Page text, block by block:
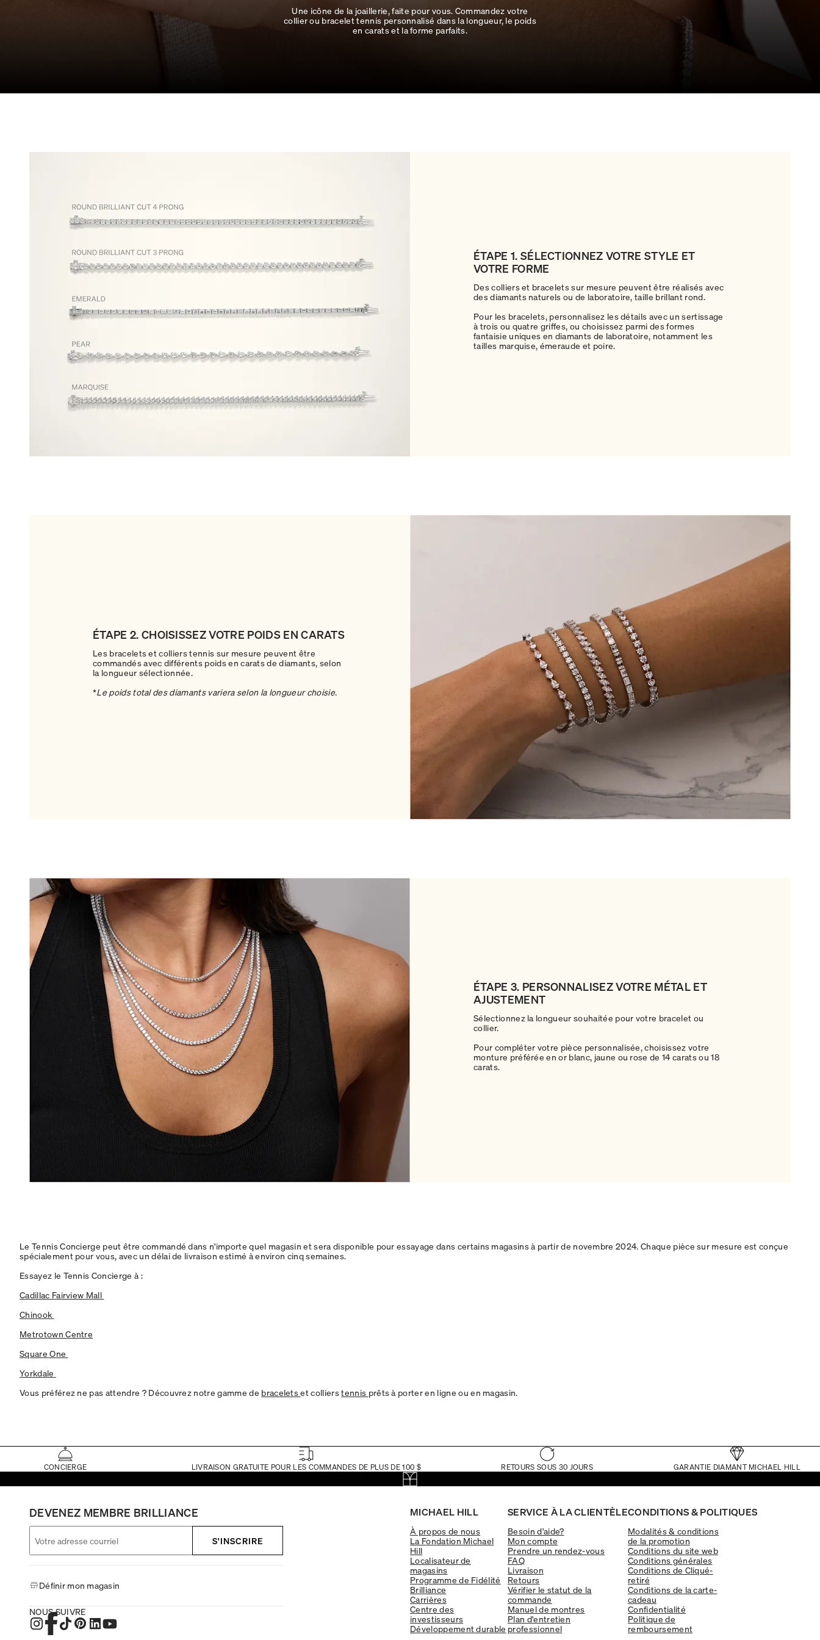
Une icône de la joaillerie, faite pour vous. Commandez votre
collier ou bracelet tennis personnalisé dans la longueur, le poids
en carats et la forme parfaits.
ÉTAPE 1. SÉLECTIONNEZ VOTRE STYLE ET
VOTRE FORME
Des colliers et bracelets sur mesure peuvent être réalisés avec
des diamants naturels ou de laboratoire, taille brillant rond.
Pour les bracelets, personnalisez les détails avec un sertissage
à trois ou quatre griffes, ou choisissez parmi des formes
fantaisie uniques en diamants de laboratoire, notamment les
tailles marquise, émeraude et poire.
ÉTAPE 2. CHOISISSEZ VOTRE POIDS EN CARATS
Les bracelets et colliers tennis sur mesure peuvent être
commandés avec différents poids en carats de diamants, selon
la longueur sélectionnée.
*Le poids total des diamants variera selon la longueur choisie.
ÉTAPE 3. PERSONNALISEZ VOTRE MÉTAL ET
AJUSTEMENT
Sélectionnez la longueur souhaitée pour votre bracelet ou
collier.
Pour compléter votre pièce personnalisée, choisissez votre
monture préférée en or blanc, jaune ou rose de 14 carats ou 18
carats.
Le Tennis Concierge peut être commandé dans n'importe quel magasin et sera disponible pour essayage dans certains magasins à partir de novembre 2024. Chaque pièce sur mesure est conçue
spécialement pour vous, avec un délai de livraison estimé à environ cinq semaines.
Essayez le Tennis Concierge à :
Cadillac Fairview Mall
Chinook
Metrotown Centre
Square One
Yorkdale
Vous préférez ne pas attendre ? Découvrez notre gamme de braceletset collierstennis prêts à porter en ligne ou en magasin.
CONCIERGE LIVRAISON GRATUITE POUR LES COMMANDES DE PLUS DE 100 $ RETOURS SOUS 30 JOURS GARANTIE DIAMANT MICHAEL HILL
MICHAEL HILL
À propos de nous
La Fondation Michael
Hill
Localisateur de
magasins
Programme de Fidélité
Brilliance
Carrières
Centre des
investisseurs
Développement durable
SERVICE À LA CLIENTÈLE
Besoin d'aide?
Mon compte
Prendre un rendez-vous
FAQ
Livraison
Retours
Vérifier le statut de la
commande
Manuel de montres
Plan d'entretien
professionnel
CONDITIONS & POLITIQUES
Modalités & conditions
de la promotion
Conditions du site web
Conditions générales
Conditions de Cliqué-
retiré
Conditions de la carte-
cadeau
Confidentialité
Politique de
remboursement
DEVENEZ MEMBRE BRILLIANCE
S'INSCRIRE
Définir mon magasin
NOUS SUIVRE